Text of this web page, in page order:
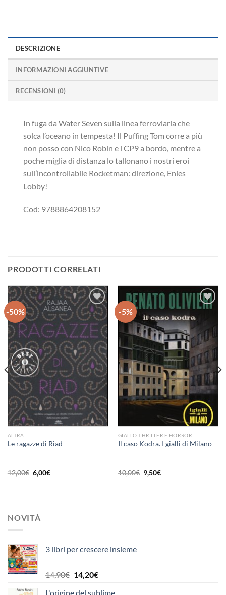
DESCRIZIONE
INFORMAZIONI AGGIUNTIVE
RECENSIONI (0)
In fuga da Water Seven sulla linea ferroviaria che
solca l’oceano in tempesta! Il Puffing Tom corre a più
non posso con Nico Robin e i CP9 a bordo, mentre a
poche miglia di distanza lo tallonano i nostri eroi
sull’incontrollabile Rocketman: direzione, Enies
Lobby!
Cod: 9788864208152
PRODOTTI CORRELATI
-50%
Aggiungi
alla lista
dei
desideri
ALTRA
Le ragazze di Riad
12,00€ Il
prezzo
6,00€Il
-5%
Aggiungi
alla lista
dei
desideri
GIALLO THRILLER E HORROR
Il caso Kodra. I gialli di Milano
10,00€ Il
prezzo
9,50€Il
NOVITÀ
3 libri per crescere insieme
14,90€ Il
14,20€Il
L'origine del sublime